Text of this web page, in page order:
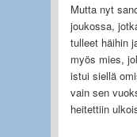
Mutta nyt
joukossa,
tulleet häihin
myös mies,
istui siellä
vain sen
heitettiin